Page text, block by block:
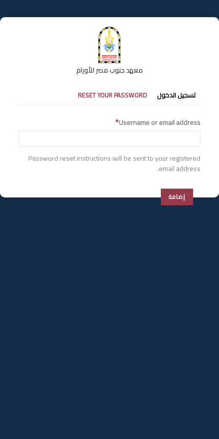
إلى
المحتوى
معهد جنوب مصر للأورام
التبويبات
الأساسية
تسجيل الدخول RESET YOUR PASSWORD
Username or email address
Password reset instructions will be sent to your registered
email address.